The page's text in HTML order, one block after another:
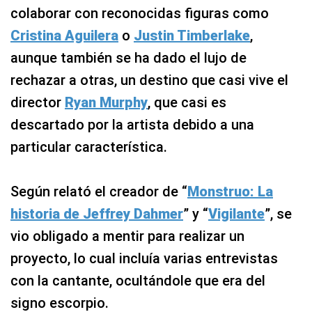
colaborar con reconocidas figuras como
Cristina Aguilera o Justin Timberlake,
aunque también se ha dado el lujo de
rechazar a otras, un destino que casi vive el
director Ryan Murphy, que casi es
descartado por la artista debido a una
particular característica.
Según relató el creador de “Monstruo: La
historia de Jeffrey Dahmer” y “Vigilante”, se
vio obligado a mentir para realizar un
proyecto, lo cual incluía varias entrevistas
con la cantante, ocultándole que era del
signo escorpio.